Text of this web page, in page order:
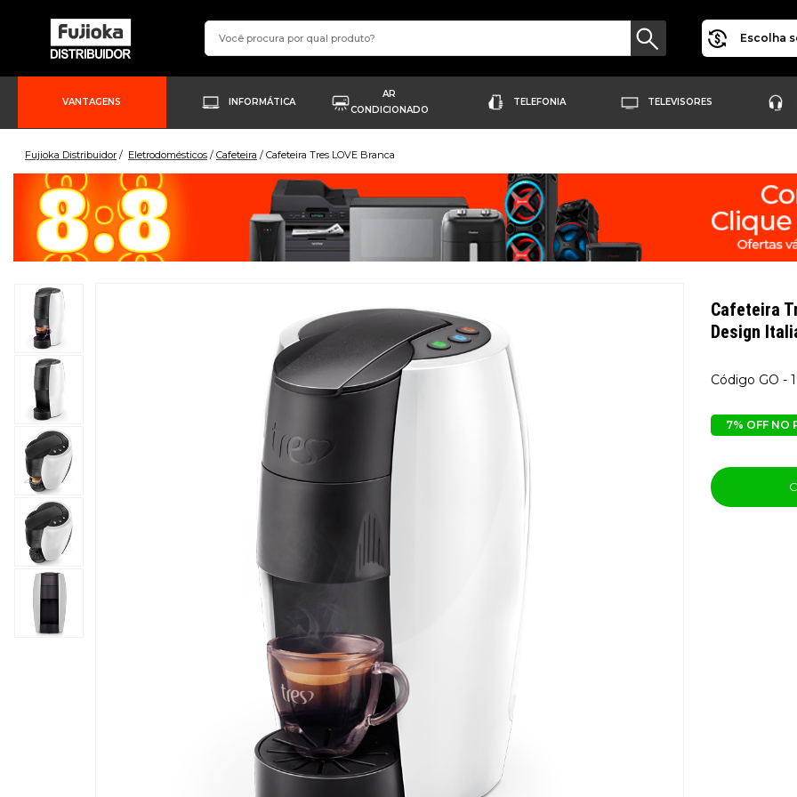
Escolha
VANTAGENS INFORMÁTICA
AR
CONDICIONADO
TELEFONIA TELEVISORES
Fujioka Distribuidor Eletrodomésticos Cafeteira Cafeteira Tres LOVE Branca
Cafeteira
Design
GO -
7% OFF NO